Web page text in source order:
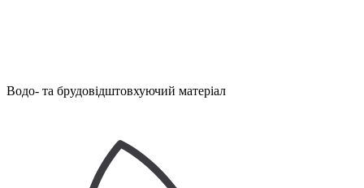
Водо- та брудовідштовхуючий матеріал